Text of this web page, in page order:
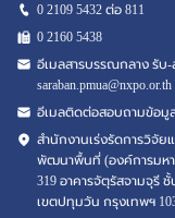
0 2109 5432 ต่อ 811
0 2160 5438
อีเมลสารบรรณกลาง รับ
saraban.pmua@nxpo.or.th
อีเมลติดต่อสอบถามข้อมู
สำนักงานเร่งรัดการวิจัย
พัฒนาพื้นที่ (องค์การมห
319 อาคารจัตุรัสจามจุรี
เขตปทุมวัน กรุงเทพฯ